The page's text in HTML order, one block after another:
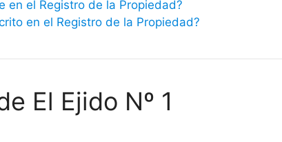
en el Registro de la Propiedad?
en el Registro de la Propiedad?
El Ejido Nº 1